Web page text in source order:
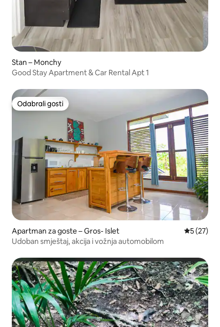
Stan – Monchy
Good Stay Apartment & Car Rental Apt 1
Odabrali gosti
Odabrali gosti
Apartman za goste – Gros- Islet Prosječna
5 (27)
Udoban smještaj, akcija i vožnja automobilom